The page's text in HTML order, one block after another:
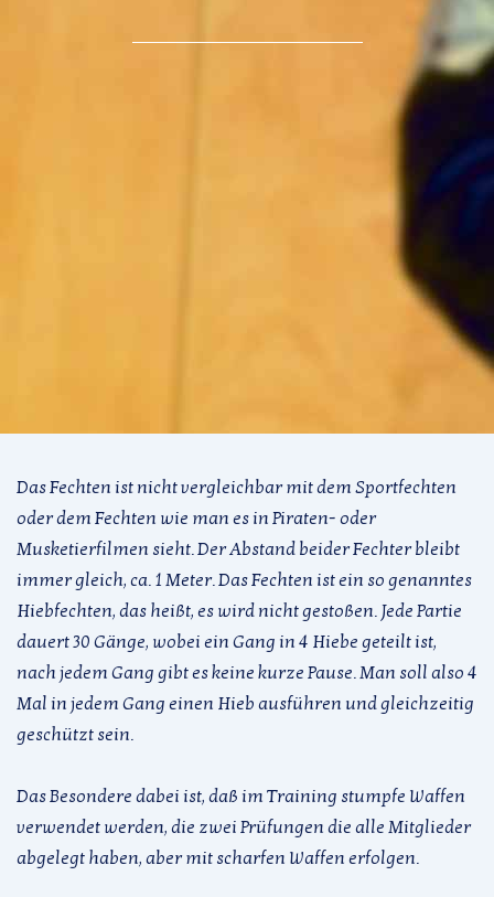
Das Fechten ist nicht vergleichbar mit dem Sportfechten
oder dem Fechten wie man es in Piraten- oder
Musketierfilmen sieht. Der Abstand beider Fechter bleibt
immer gleich, ca. 1 Meter. Das Fechten ist ein so genanntes
Hiebfechten, das heißt, es wird nicht gestoßen. Jede Partie
dauert 30 Gänge, wobei ein Gang in 4 Hiebe geteilt ist,
nach jedem Gang gibt es keine kurze Pause. Man soll also 4
Mal in jedem Gang einen Hieb ausführen und gleichzeitig
geschützt sein.
Das Besondere dabei ist, daß im Training stumpfe Waffen
verwendet werden, die zwei Prüfungen die alle Mitglieder
abgelegt haben, aber mit scharfen Waffen erfolgen.